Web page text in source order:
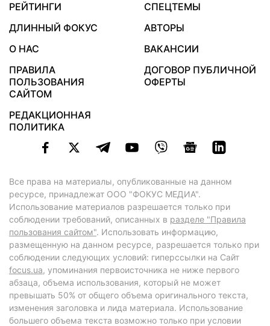
РЕЙТИНГИ
СПЕЦТЕМЫ
ДЛИННЫЙ ФОКУС
АВТОРЫ
О НАС
ВАКАНСИИ
ПРАВИЛА
ПОЛЬЗОВАНИЯ
САЙТОМ
ДОГОВОР ПУБЛИЧНОЙ
ОФЕРТЫ
РЕДАКЦИОННАЯ
ПОЛИТИКА
Все права на материалы, опубликованные на данном
ресурсе, принадлежат ООО "ФОКУС МЕДИА".
Использование материалов разрешается только при
соблюдении требований, описанных в разделе "Правила
пользования сайтом". Использовать информацию,
размещенную на данном ресурсе, разрешается только при
соблюдении следующих условий: гиперссылки на Сайт
focus.ua, упоминания первоисточника не ниже первого
абзаца, объема использования, который не может
превышать 50% от общего объема оригинального текста,
изменения заголовка и лида материала. Использование
большего объема текста возможно только при условии